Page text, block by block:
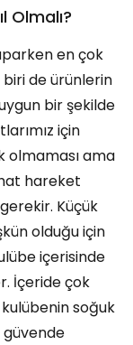
Olmalı?
en çok
de ürünlerin
bir şekilde
için
olmaması ama
hareket
Küçük
olduğu için
içerisinde
İçeride çok
kulübenin soğuk
güvende